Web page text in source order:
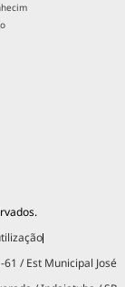
/ Est Municipal José